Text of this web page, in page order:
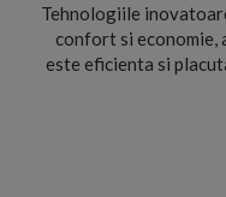
Tehnologiile
confort si economie,
este eficienta si